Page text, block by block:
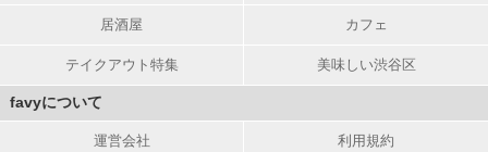
居酒屋 カフェ
テイクアウト特集 美味しい渋谷区
favyについて
運営会社 利用規約